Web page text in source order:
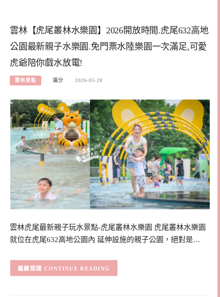
雲林【虎尾叢林水樂園】2026開放時間.虎尾632高地
公園最新親子水樂園.免門票水陸樂園一次滿足,可愛
虎爺陪你戲水放電!
雲林景點 滿分 2026-05-28
雲林虎尾最新親子玩水景點-虎尾叢林水樂園 虎尾叢林水樂園
就位在虎尾632高地公園內 延伸設施的親子公園，絕對是…
CONTINUE READING